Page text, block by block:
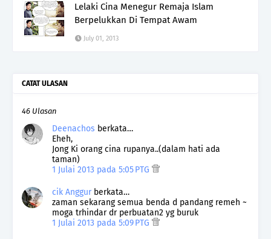
Lelaki Cina Menegur Remaja Islam
Berpelukkan Di Tempat Awam
July 01, 2013
CATAT ULASAN
46 Ulasan
Deenachos berkata…
Eheh,
Jong Ki orang cina rupanya..(dalam hati ada
taman)
1 Julai 2013 pada 5:05 PTG
cik Anggurberkata…
zaman sekarang semua benda d pandang remeh ~
moga trhindar dr perbuatan2 yg buruk
1 Julai 2013 pada 5:09 PTG